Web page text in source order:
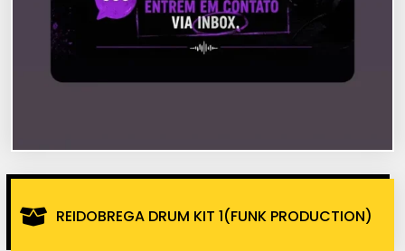
REIDOBREGA DRUM KIT 1(FUNK PRODUCTION)